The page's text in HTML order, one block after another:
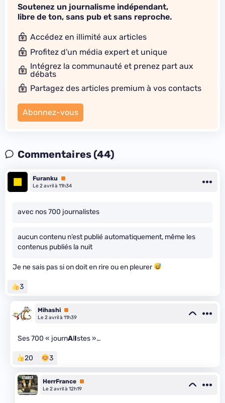
Soutenez un journalisme indépendant,
libre de ton, sans pub et sans reproche.
Accédez en illimité aux articles
Profitez d'un média expert et unique
Intégrez la communauté et prenez part aux
débats
Partagez des articles premium à vos contacts
Abonnez-vous
Commentaires (44)
Furanku
Premium
Le 2 avril à 11h34
avec nos 700 journalistes
aucun contenu n’est publié automatiquement, même les
contenus publiés la nuit
Je ne sais pas si on doit en rire ou en pleurer
3
Mihashi Premium
Le 2 avril à 11h39
Ses 700 « journAlIstes »…
20 3
HerrFrance Premium
Le 2 avril à 12h19